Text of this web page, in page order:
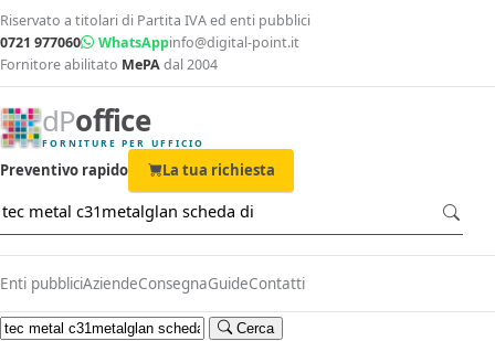
Riservato a titolari di Partita IVA ed enti pubblici
0721 977060
WhatsAppinfo@digital-point.it
Fornitore abilitato MePAdal 2004
dPoffice
FORNITURE PER UFFICIO
Preventivo rapido La tua richiesta
Enti pubbliciAziendeConsegnaGuideContatti
Cerca